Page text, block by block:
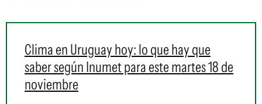
Clima en Uruguay hoy: lo que hay que
saber según Inumet para este martes 18 de
noviembre